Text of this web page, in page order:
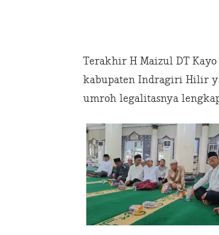
Terakhir H Maizul DT
kabupaten Indragiri Hilir
umroh legalitasnya